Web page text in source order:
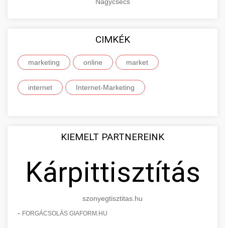
CIMKÉK
marketing online market
internet Internet-Marketing
KIEMELT PARTNEREINK
Kárpittisztítás
szonyegtisztitas.hu
- FORGÁCSOLÁS GIAFORM.HU